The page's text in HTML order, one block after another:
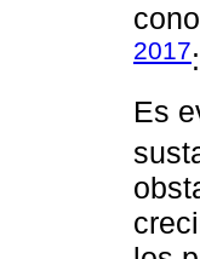
2017
Es